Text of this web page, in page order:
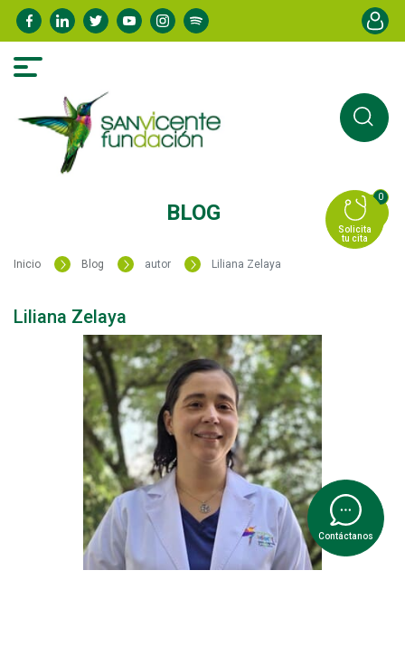
Pasar
al
Menú
BLOG
0
Inicio Blog autor Liliana Zelaya
Liliana Zelaya
Contáctanos
Solicita
tu cita